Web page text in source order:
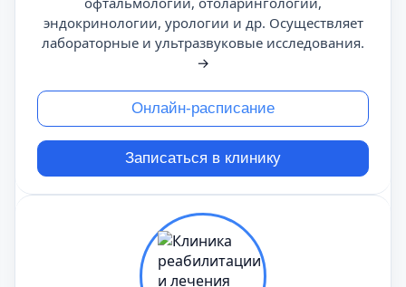
эндокринологии, урологии и др. Осуществляет
лабораторные и ультразвуковые исследования.
→
Онлайн-расписание
Записаться в клинику